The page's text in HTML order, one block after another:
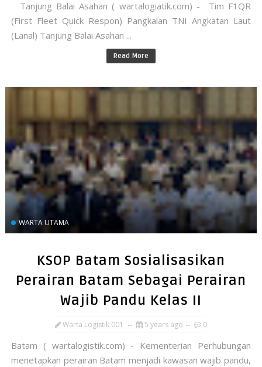
Tanjung Balai Asahan ( wartalogiatik.com) - Tim F1QR
(First Fleet Quick Respon) Pangkalan TNI Angkatan Laut
(Lanal) Tanjung Balai Asahan ...
Read More
WARTA UTAMA
KSOP Batam Sosialisasikan
Perairan Batam Sebagai Perairan
Wajib Pandu Kelas II
Warta Logistik 001 5 years ago 0
Batam ( wartalogistik.com) - Kementerian Perhubungan
menetapkan perairan Batam menjadi kawasan wajib pandu,